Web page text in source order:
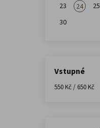
23
24 25
30
Vstupné
550 Kč / 650 Kč